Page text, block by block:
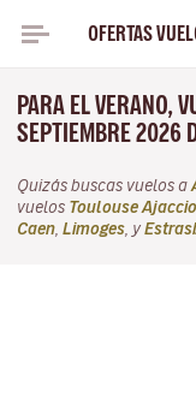
OFERTAS
PARA EL VERANO,
SEPTIEMBRE 2026
Quizás buscas vuelos a
vuelos Toulouse Ajaccio
Caen Limoges , y